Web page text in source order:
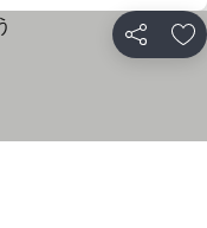
シェア お